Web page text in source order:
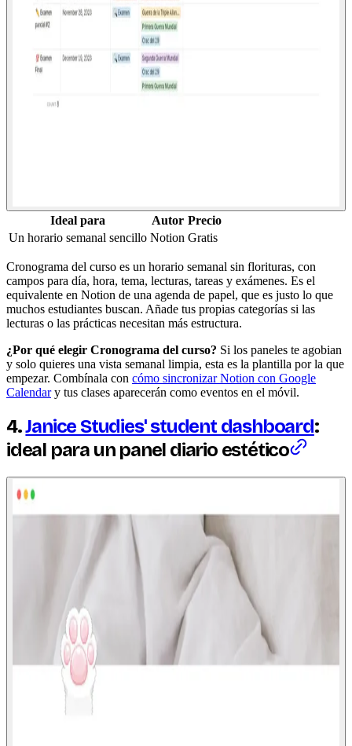
Ideal para Autor Precio
Un horario semanal sencillo Notion Gratis
Cronograma del curso es un horario semanal sin florituras, con
campos para día, hora, tema, lecturas, tareas y exámenes. Es el
equivalente en Notion de una agenda de papel, que es justo lo que
muchos estudiantes buscan. Añade tus propias categorías si las
lecturas o las prácticas necesitan más estructura.
¿Por qué elegir Cronograma del curso? Si los paneles te agobian
y solo quieres una vista semanal limpia, esta es la plantilla por la que
empezar. Combínala con cómo sincronizar Notion con Google
Calendary tus clases aparecerán como eventos en el móvil.
4.Janice Studies' student dashboard:
ideal para un panel diario estético